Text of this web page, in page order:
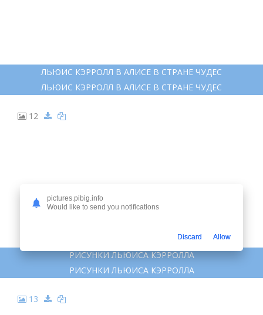
ЛЬЮИС КЭРРОЛЛ В АЛИСЕ В СТРАНЕ ЧУДЕС
ЛЬЮИС КЭРРОЛЛ В АЛИСЕ В СТРАНЕ ЧУДЕС
12
РИСУНКИ ЛЬЮИСА КЭРРОЛЛА
РИСУНКИ ЛЬЮИСА КЭРРОЛЛА
13
pictures.pibig.info
Would like to send you notifications
Discard Allow